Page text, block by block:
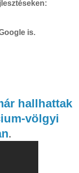
is.
hallhattak
völgyi
.